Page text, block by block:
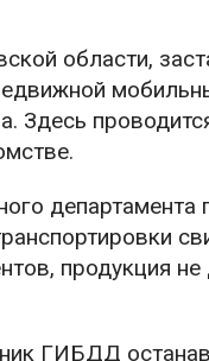
области,
Здесь
департамента
продукция не
ГИБДД